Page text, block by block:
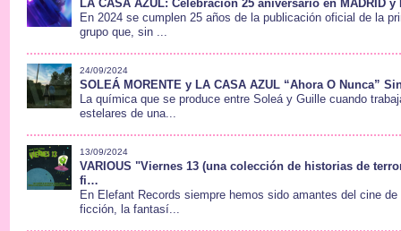
LA CASA AZUL: Celebración 25 aniversario en MADRID y
En 2024 se cumplen 25 años de la publicación oficial de la
grupo que, sin ...
24/09/2024
SOLEÁ MORENTE y LA CASA AZUL “Ahora O Nunca”
La química que se produce entre Soleá y Guille cuando
estelares de una...
13/09/2024
VARIOUS "Viernes 13 (una colección de historias de
fi…
En Elefant Records siempre hemos sido amantes del cine
ficción, la fantasí...